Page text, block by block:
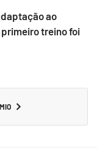
ao
primeiro treino foi